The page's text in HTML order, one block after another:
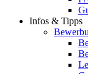
Infos & Tipps